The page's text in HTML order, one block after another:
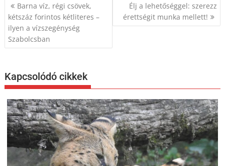
Bejegyzés
navigáció
Barna víz, régi csövek,
kétszáz forintos kétliteres –
ilyen a vízszegénység
Szabolcsban
Élj a lehetőséggel: szerezz
érettségit munka mellett!
Kapcsolódó cikkek